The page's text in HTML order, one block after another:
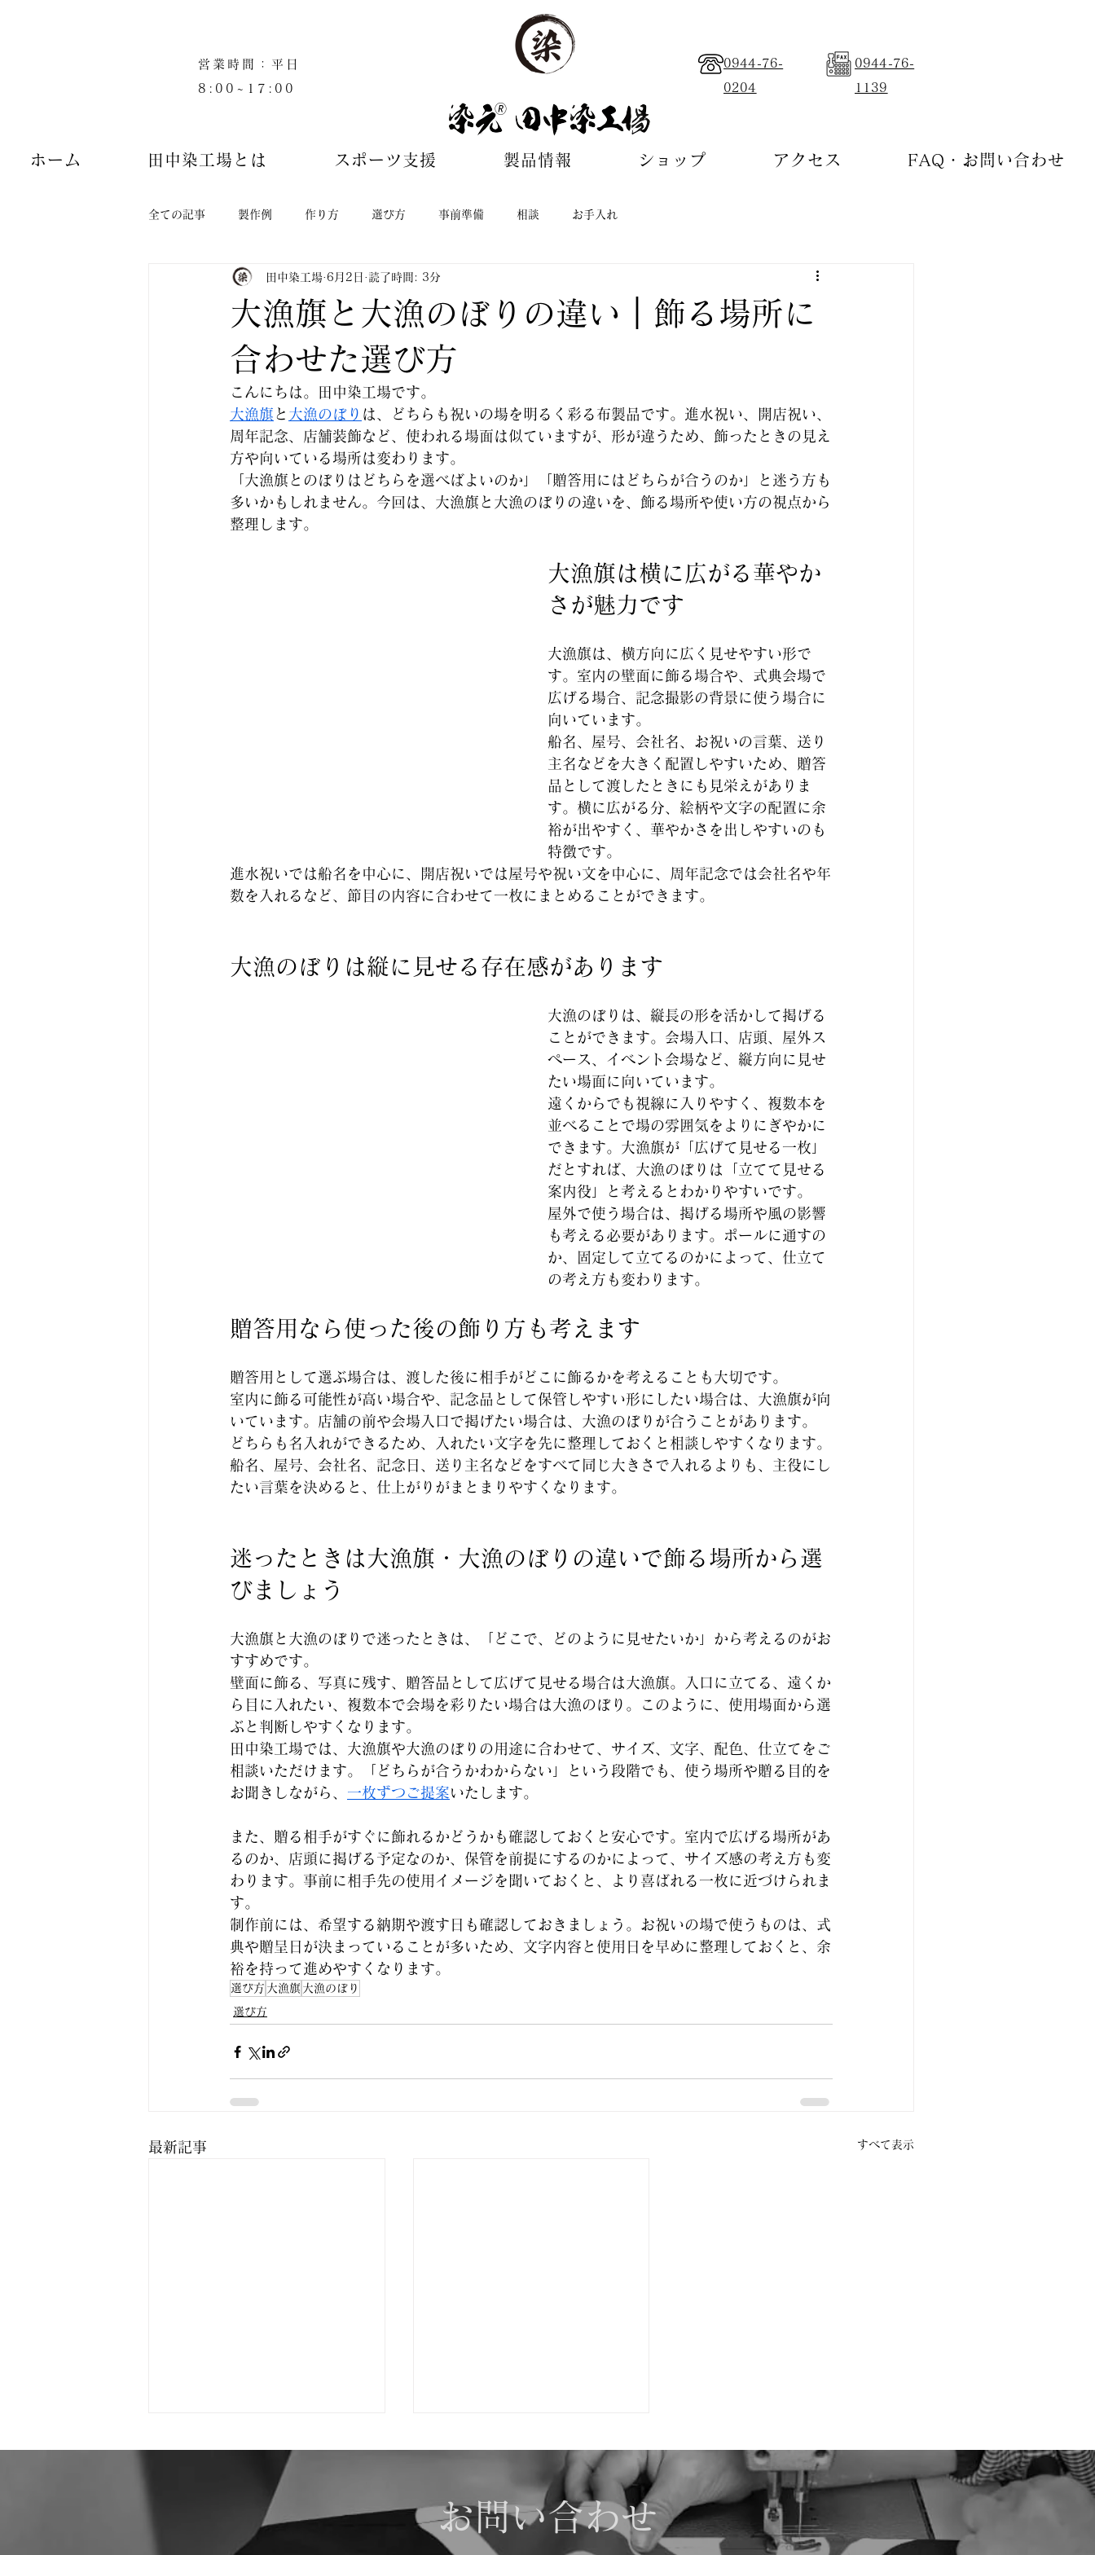
営業時間：平日
8:00~17:00
🄬
0944-76-
0204
0944-76-
1139
ホーム 田中染工場とは スポーツ支援 製品情報 ショップ アクセス FAQ・お問い合わせ
全ての記事 製作例 作り方 選び方 事前準備 相談 お手入れ
大漁旗と大漁のぼりの違い｜飾る場所に
合わせた選び方
田中染工場 6月2日 読了時間: 3分
こんにちは。田中染工場です。
大漁旗 と 大漁のぼり は、どちらも祝いの場を明るく彩る布製品です。進水祝い、開店祝い、
周年記念、店舗装飾など、使われる場面は似ていますが、形が違うため、飾ったときの見え
方や向いている場所は変わります。
「大漁旗とのぼりはどちらを選べばよいのか」「贈答用にはどちらが合うのか」と迷う方も
多いかもしれません。今回は、大漁旗と大漁のぼりの違いを、飾る場所や使い方の視点から
整理します。
大漁旗は横に広がる華やか
さが魅力です
大漁旗は、横方向に広く見せやすい形で
す。室内の壁面に飾る場合や、式典会場で
広げる場合、記念撮影の背景に使う場合に
向いています。
船名、屋号、会社名、お祝いの言葉、送り
主名などを大きく配置しやすいため、贈答
品として渡したときにも見栄えがありま
す。横に広がる分、絵柄や文字の配置に余
裕が出やすく、華やかさを出しやすいのも
特徴です。
進水祝いでは船名を中心に、開店祝いでは屋号や祝い文を中心に、周年記念では会社名や年
数を入れるなど、節目の内容に合わせて一枚にまとめることができます。
大漁のぼりは縦に見せる存在感があります
大漁のぼりは、縦長の形を活かして掲げる
ことができます。会場入口、店頭、屋外ス
ペース、イベント会場など、縦方向に見せ
たい場面に向いています。
遠くからでも視線に入りやすく、複数本を
並べることで場の雰囲気をよりにぎやかに
できます。大漁旗が「広げて見せる一枚」
だとすれば、大漁のぼりは「立てて見せる
案内役」と考えるとわかりやすいです。
屋外で使う場合は、掲げる場所や風の影響
も考える必要があります。ポールに通すの
か、固定して立てるのかによって、仕立て
の考え方も変わります。
贈答用なら使った後の飾り方も考えます
贈答用として選ぶ場合は、渡した後に相手がどこに飾るかを考えることも大切です。
室内に飾る可能性が高い場合や、記念品として保管しやすい形にしたい場合は、大漁旗が向
いています。店舗の前や会場入口で掲げたい場合は、大漁のぼりが合うことがあります。
どちらも名入れができるため、入れたい文字を先に整理しておくと相談しやすくなります。
船名、屋号、会社名、記念日、送り主名などをすべて同じ大きさで入れるよりも、主役にし
たい言葉を決めると、仕上がりがまとまりやすくなります。
迷ったときは大漁旗・大漁のぼりの違いで飾る場所から選
びましょう
大漁旗と大漁のぼりで迷ったときは、「どこで、どのように見せたいか」から考えるのがお
すすめです。
壁面に飾る、写真に残す、贈答品として広げて見せる場合は大漁旗。入口に立てる、遠くか
ら目に入れたい、複数本で会場を彩りたい場合は大漁のぼり。このように、使用場面から選
ぶと判断しやすくなります。
田中染工場では、大漁旗や大漁のぼりの用途に合わせて、サイズ、文字、配色、仕立てをご
相談いただけます。「どちらが合うかわからない」という段階でも、使う場所や贈る目的を
お聞きしながら、 一枚ずつご提案いたします。
また、贈る相手がすぐに飾れるかどうかも確認しておくと安心です。室内で広げる場所があ
るのか、店頭に掲げる予定なのか、保管を前提にするのかによって、サイズ感の考え方も変
わります。事前に相手先の使用イメージを聞いておくと、より喜ばれる一枚に近づけられま
す。
制作前には、希望する納期や渡す日も確認しておきましょう。お祝いの場で使うものは、式
典や贈呈日が決まっていることが多いため、文字内容と使用日を早めに整理しておくと、余
裕を持って進めやすくなります。
選び方 大漁旗 大漁のぼり
選び方
最新記事 すべて表示
お問い合わせ